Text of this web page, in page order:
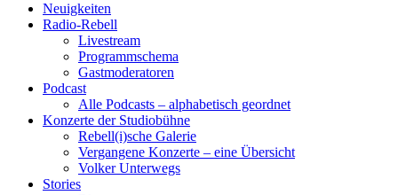
Neuigkeiten
Radio-Rebell
Livestream
Programmschema
Gastmoderatoren
Podcast
Alle Podcasts – alphabetisch geordnet
Konzerte der Studiobühne
Rebell(i)sche Galerie
Vergangene Konzerte – eine Übersicht
Volker Unterwegs
Stories